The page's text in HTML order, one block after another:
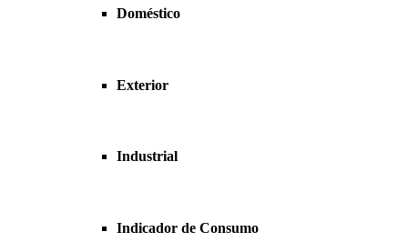
Doméstico
Exterior
Industrial
Indicador de Consumo